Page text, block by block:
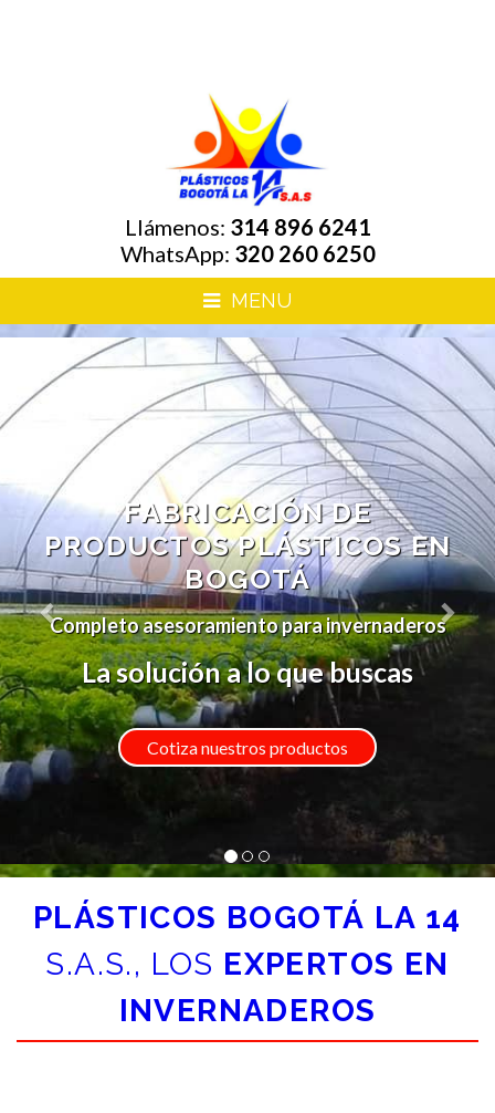
Llámenos: 314 896 6241
WhatsApp: 320 260 6250
MENU
CONSTRUCCIÓN,
FABRICACIÓN Y
MANTENIMIENTO DE
INVERNADEROS
Plástico para cultivos de cualquier
La solución a lo que buscas
PLÁSTICOS BOGOTÁ LA 14
S.A.S., LOS EXPERTOS EN
INVERNADEROS